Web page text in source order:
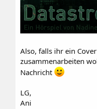
Also, falls ihr ein
zusammenarbeiten
Nachricht
LG,
Ani